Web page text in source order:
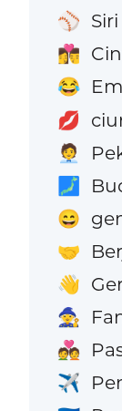
⚾
👩‍❤️‍💋‍👨
😂
💋
🧑‍💼
🗾
😄
🤝
👋
🧙
💑
✈️